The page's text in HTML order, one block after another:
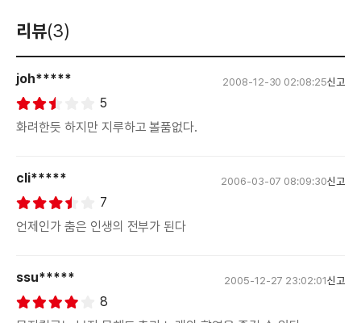
리뷰(3)
joh***** 2008-12-30 02:08:25신고
5
화려한듯 하지만 지루하고 볼품없다.
cli***** 2006-03-07 08:09:30신고
7
언제인가 춤은 인생의 전부가 된다
ssu***** 2005-12-27 23:02:01신고
8